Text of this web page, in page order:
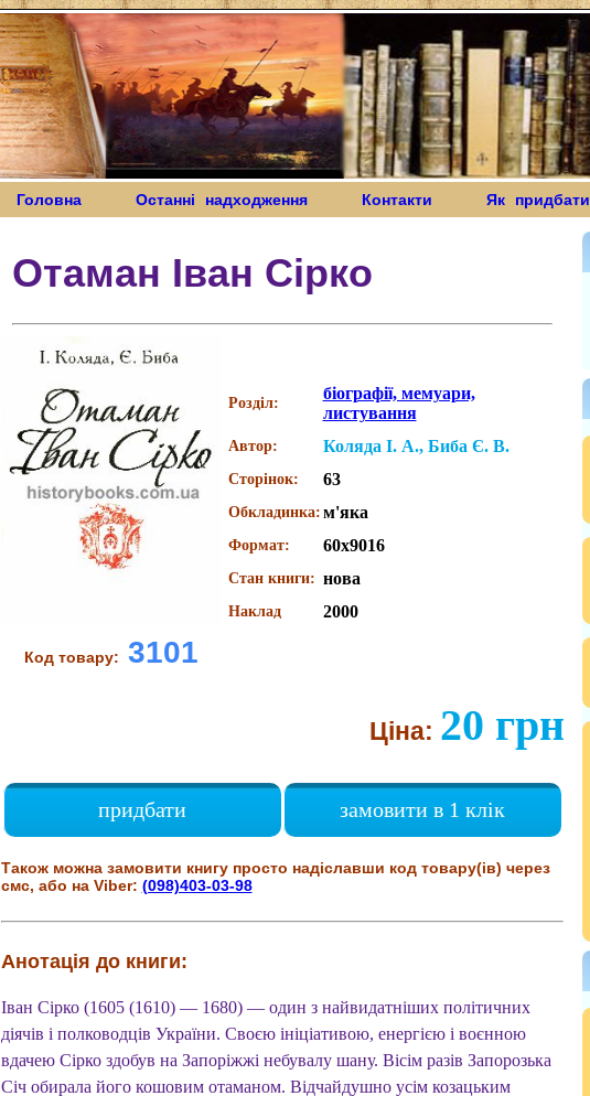
Головна Останні надходження Контакти Як придбати
Отаман Іван Сірко
Код товару: 3101
Розділ:
біографії, мемуари,
листування
Автор: Коляда І. А., Биба Є. В.
Сторінок: 63
Обкладинка: м'яка
Формат: 60х9016
Стан книги: нова
Наклад 2000
Ціна: 20 грн
придбати замовити в 1 клік
Також можна замовити книгу просто надіславши код товару(ів) через
смс, або на Viber: (098)403-03-98
Анотація до книги:
Іван Сірко (1605 (1610) — 1680) — один з найвидатніших політичних
діячів і полководців України. Своєю ініціативою, енергією і воєнною
вдачею Сірко здобув на Запоріжжі небувалу шану. Вісім разів Запорозька
Січ обирала його кошовим отаманом. Відчайдушно усім козацьким